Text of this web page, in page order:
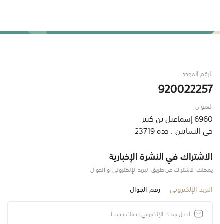
الرقم الموحد
920022257
العنوان
6960 إسماعيل بن كثير
حي البساتين ، جدة 23719
الاشتراك في النشرة الإخبارية
يمكنك الاشتراك عن طريق البريد الإلكتروني أو الجوال
البريد الإلكتروني رقم الجوال